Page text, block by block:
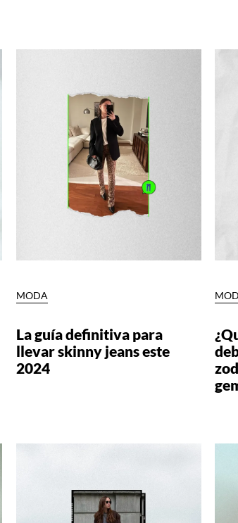
MODA
La guía definitiva para
llevar skinny jeans este
2024